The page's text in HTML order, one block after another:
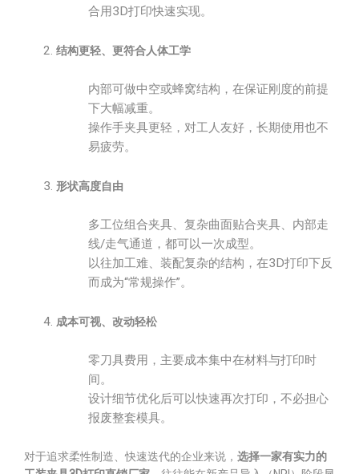
合用3D打印快速实现。
结构更轻、更符合人体工学
内部可做中空或蜂窝结构，在保证刚度的前提
下大幅减重。
操作手夹具更轻，对工人友好，长期使用也不
易疲劳。
形状高度自由
多工位组合夹具、复杂曲面贴合夹具、内部走
线/走气通道，都可以一次成型。
以往加工难、装配复杂的结构，在3D打印下反
而成为“常规操作”。
成本可视、改动轻松
零刀具费用，主要成本集中在材料与打印时
间。
设计细节优化后可以快速再次打印，不必担心
报废整套模具。
对于追求柔性制造、快速迭代的企业来说， 选择一家有实力的